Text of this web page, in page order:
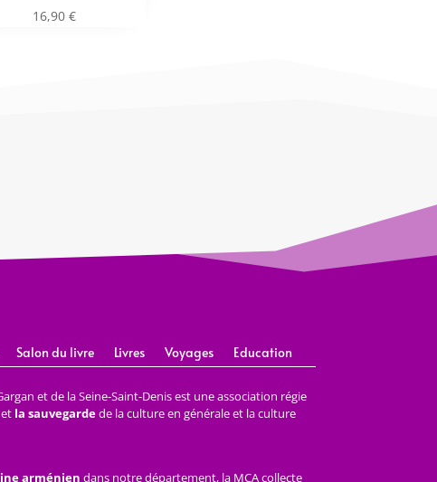
16,90 €
Salon du livre Livres Voyages Education
et de la Seine-Saint-Denis est une association régie
et la sauvegardede la culture en générale et la culture
arménien dans notre département, la MCA collecte